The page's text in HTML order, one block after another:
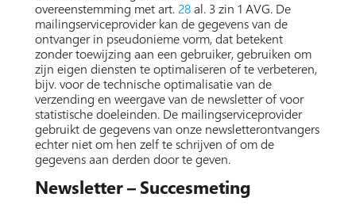
overeenstemming met art.28al. 3 zin 1 AVG. De
mailingserviceprovider kan de gegevens van de
ontvanger in pseudonieme vorm, dat betekent
zonder toewijzing aan een gebruiker, gebruiken om
zijn eigen diensten te optimaliseren of te verbeteren,
bijv. voor de technische optimalisatie van de
verzending en weergave van de newsletter of voor
statistische doeleinden. De mailingserviceprovider
gebruikt de gegevens van onze newsletterontvangers
echter niet om hen zelf te schrijven of om de
gegevens aan derden door te geven.
Newsletter – Succesmeting